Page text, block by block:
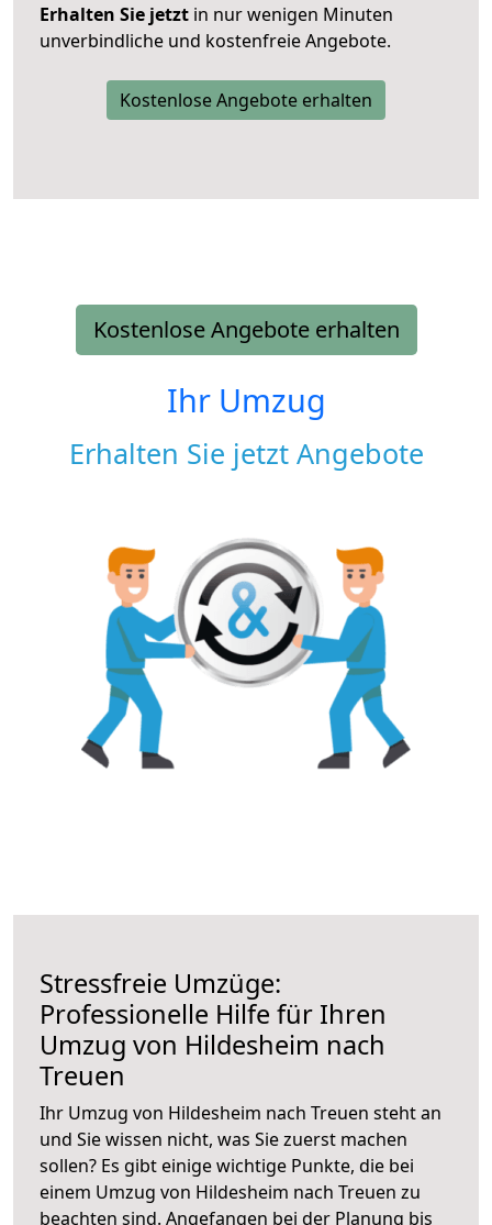
Erhalten Sie jetzt in nur wenigen Minuten
unverbindliche und kostenfreie Angebote.
Kostenlose Angebote erhalten
Kostenlose Angebote erhalten
Ihr Umzug
Erhalten Sie jetzt Angebote
Stressfreie Umzüge:
Professionelle Hilfe für Ihren
Umzug von Hildesheim nach
Treuen
Ihr Umzug von Hildesheim nach Treuen steht an
und Sie wissen nicht, was Sie zuerst machen
sollen? Es gibt einige wichtige Punkte, die bei
einem Umzug von Hildesheim nach Treuen zu
beachten sind. Angefangen bei der Planung bis